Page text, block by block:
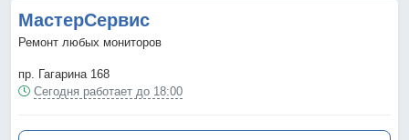
МастерСервис
Ремонт любых мониторов
пр. Гагарина 168
Сегодня работает до 18:00